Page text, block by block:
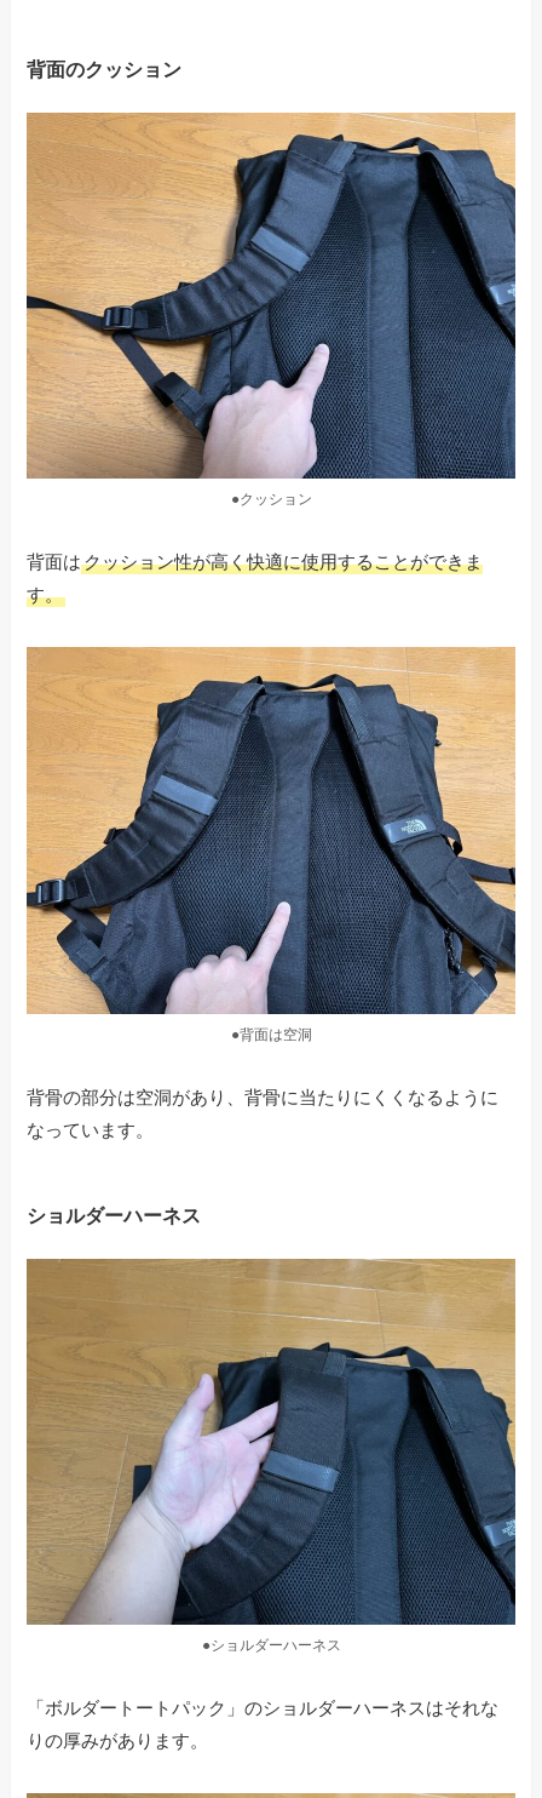
背面のクッション
●クッション
背面はクッション性が高く快適に使用することができま
す。
●背面は空洞
背骨の部分は空洞があり、背骨に当たりにくくなるように
なっています。
ショルダーハーネス
●ショルダーハーネス
「ボルダートートパック」のショルダーハーネスはそれな
りの厚みがあります。